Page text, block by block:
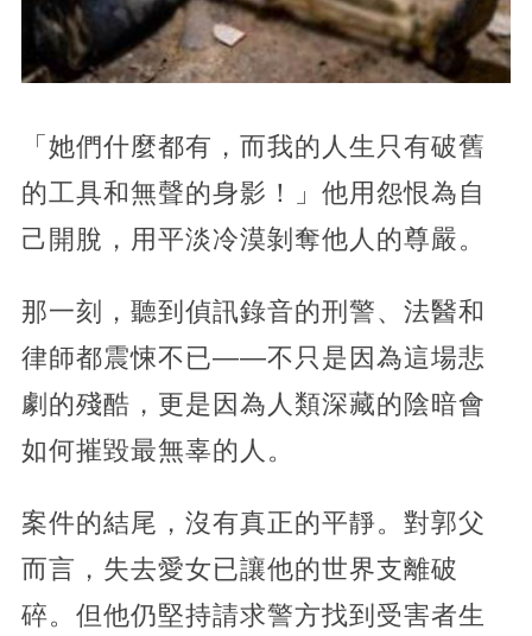
「她們什麼都有，而我的人生只有破舊
的工具和無聲的身影！」他用怨恨為自
己開脫，用平淡冷漠剝奪他人的尊嚴。
那一刻，聽到偵訊錄音的刑警、法醫和
律師都震悚不已——不只是因為這場悲
劇的殘酷，更是因為人類深藏的陰暗會
如何摧毀最無辜的人。
案件的結尾，沒有真正的平靜。對郭父
而言，失去愛女已讓他的世界支離破
碎。但他仍堅持請求警方找到受害者生